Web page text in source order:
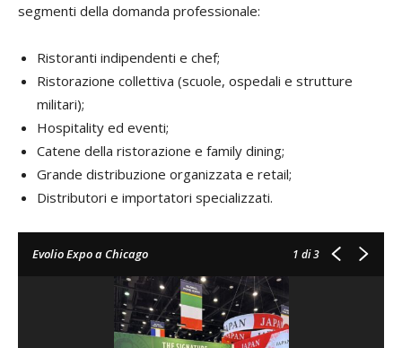
segmenti della domanda professionale:
Ristoranti indipendenti e chef;
Ristorazione collettiva (scuole, ospedali e strutture
militari);
Hospitality ed eventi;
Catene della ristorazione e family dining;
Grande distribuzione organizzata e retail;
Distributori e importatori specializzati.
Evolio Expo a Chicago 1 di 3